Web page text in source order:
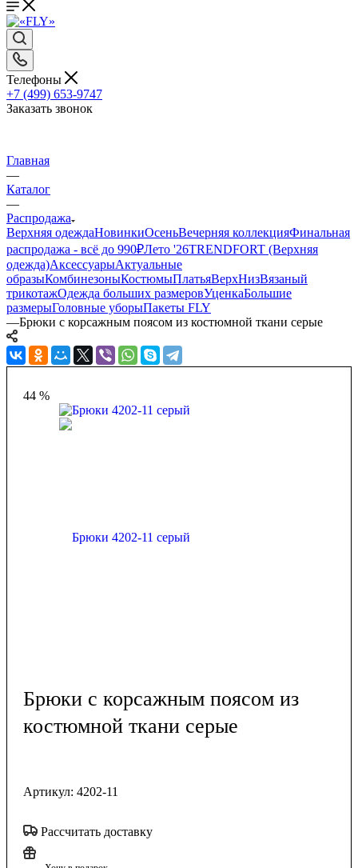
Телефоны
+7 (499) 653-9747
Заказать звонок
Главная
—
Каталог
—
Распродажа
Верхняя одеждаНовинкиОсеньВечерняя коллекцияФинальная
распродажа - всё до 990₽Лето '26TRENDFORT (Верхняя
одежда)АксессуарыАктуальные
образыКомбинезоныКостюмыПлатьяВерхНизВязаный
трикотажОдежда больших размеровУценкаБольшие
размерыГоловные уборыПакеты FLY
—Брюки с корсажным поясом из костюмной ткани серые
44 %
Брюки с корсажным поясом из
костюмной ткани серые
Артикул: 4202-11
Рассчитать доставку